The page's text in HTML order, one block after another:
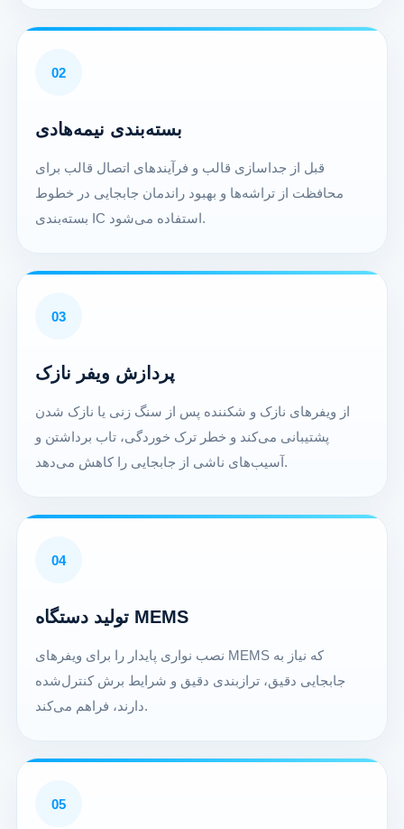
02
بسته‌بندی نیمه‌هادی
قبل از جداسازی قالب و فرآیندهای اتصال قالب برای
محافظت از تراشه‌ها و بهبود راندمان جابجایی در خطوط
بسته‌بندی IC استفاده می‌شود.
03
پردازش ویفر نازک
از ویفرهای نازک و شکننده پس از سنگ زنی یا نازک شدن
پشتیبانی می‌کند و خطر ترک خوردگی، تاب برداشتن و
آسیب‌های ناشی از جابجایی را کاهش می‌دهد.
04
تولید دستگاه MEMS
نصب نواری پایدار را برای ویفرهای MEMS که نیاز به
جابجایی دقیق، ترازبندی دقیق و شرایط برش کنترل‌شده
دارند، فراهم می‌کند.
05